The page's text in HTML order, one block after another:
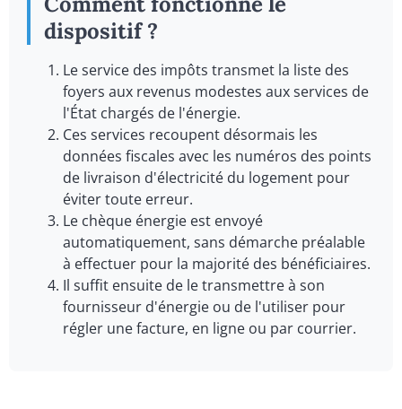
dispositif ?
Le service des impôts transmet la liste des
foyers aux revenus modestes aux services de
l'État chargés de l'énergie.
Ces services recoupent désormais les
données fiscales avec les numéros des points
de livraison d'électricité du logement pour
éviter toute erreur.
Le chèque énergie est envoyé
automatiquement, sans démarche préalable
à effectuer pour la majorité des bénéficiaires.
Il suffit ensuite de le transmettre à son
fournisseur d'énergie ou de l'utiliser pour
régler une facture, en ligne ou par courrier.